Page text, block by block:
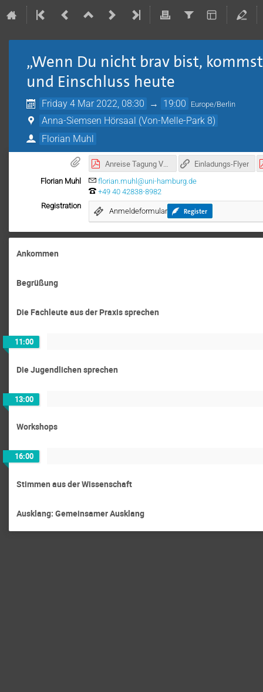
„Wenn Du nicht brav bist,
und Einschluss heute
Friday 4 Mar 2022, 08:30 → 19:00 Europe/Berlin
Anna-Siemsen Hörsaal (Von-Melle-Park 8)
Florian Muhl
Anreise Tagung Von-Melle-Park 8_.pdf Einladungs-Flyer
Florian Muhl
florian.muhl@uni-hamburg.de
+49 40 42838-8982
Registration
Anmeldeformular Register
Ankommen
Begrüßung
Die Fachleute aus der Praxis sprechen
11:00
Die Jugendlichen sprechen
13:00
Workshops
16:00
Stimmen aus der Wissenschaft
Ausklang: Gemeinsamer Ausklang